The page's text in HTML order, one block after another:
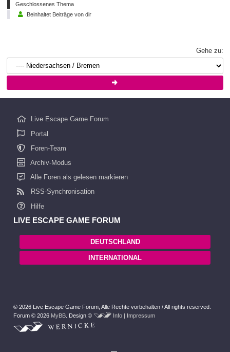
Geschlossenes Thema
Beinhaltet Beiträge von dir
Gehe zu:
Live Escape Game Forum
Portal
Foren-Team
Archiv-Modus
Alle Foren als gelesen markieren
RSS-Synchronisation
Hilfe
LIVE ESCAPE GAME FORUM
DEUTSCHLAND
INTERNATIONAL
© 2026 Live Escape Game Forum, Alle Rechte vorbehalten / All rights reserved.
Forum © 2026 MyBB. Design © Info | Impressum